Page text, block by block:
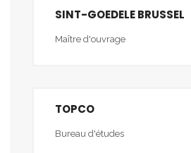
SINT-GOEDELE BRUSSEL
Maître d'ouvrage
TOPCO
Bureau d'études